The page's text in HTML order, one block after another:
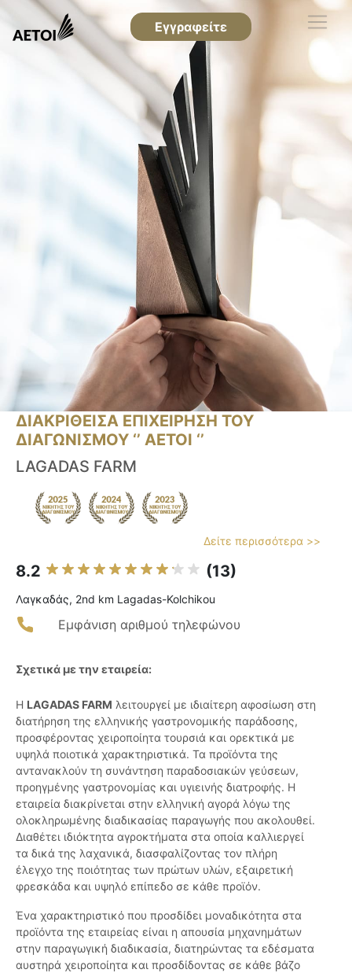
Εγγραφείτε
ΔΙΑΚΡΙΘΕΙΣΑ ΕΠΙΧΕΙΡΗΣΗ ΤΟΥ
ΔΙΑΓΩΝΙΣΜΟΥ ‘’ ΑΕΤΟΙ ‘’
LAGADAS FARM
Δείτε περισσότερα >>
8.2 (13)
Λαγκαδάς, 2nd km Lagadas-Kolchikou
Εμφάνιση αριθμού τηλεφώνου
Σχετικά με την εταιρεία:
Η LAGADAS FARM λειτουργεί με ιδιαίτερη αφοσίωση στη
διατήρηση της ελληνικής γαστρονομικής παράδοσης,
προσφέροντας χειροποίητα τουρσιά και ορεκτικά με
υψηλά ποιοτικά χαρακτηριστικά. Τα προϊόντα της
αντανακλούν τη συνάντηση παραδοσιακών γεύσεων,
προηγμένης γαστρονομίας και υγιεινής διατροφής. Η
εταιρεία διακρίνεται στην ελληνική αγορά λόγω της
ολοκληρωμένης διαδικασίας παραγωγής που ακολουθεί.
Διαθέτει ιδιόκτητα αγροκτήματα στα οποία καλλιεργεί
τα δικά της λαχανικά, διασφαλίζοντας τον πλήρη
έλεγχο της ποιότητας των πρώτων υλών, εξαιρετική
φρεσκάδα και υψηλό επίπεδο σε κάθε προϊόν.
Ένα χαρακτηριστικό που προσδίδει μοναδικότητα στα
προϊόντα της εταιρείας είναι η απουσία μηχανημάτων
στην παραγωγική διαδικασία, διατηρώντας τα εδέσματα
αυστηρά χειροποίητα και προσδίδοντας σε κάθε βάζο